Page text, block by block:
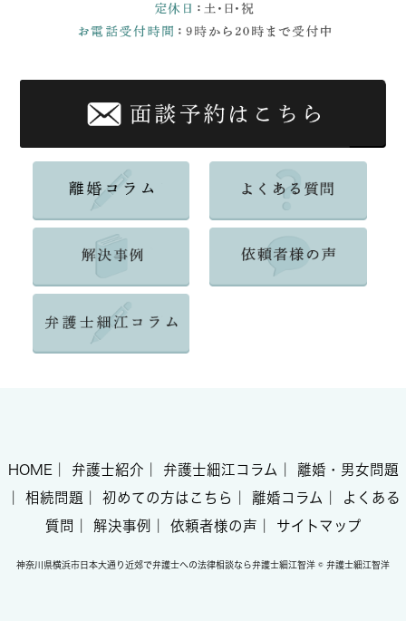
HOME 弁護士紹介 弁護士細江コラム
離婚・男女問題
相続問題 初めての方はこちら 離婚コラム
よくある
質問
解決事例 依頼者様の声 サイトマップ
神奈川県横浜市日本大通り近郊で弁護士への法律相談なら弁護士細江智洋 © 弁護士細江智洋